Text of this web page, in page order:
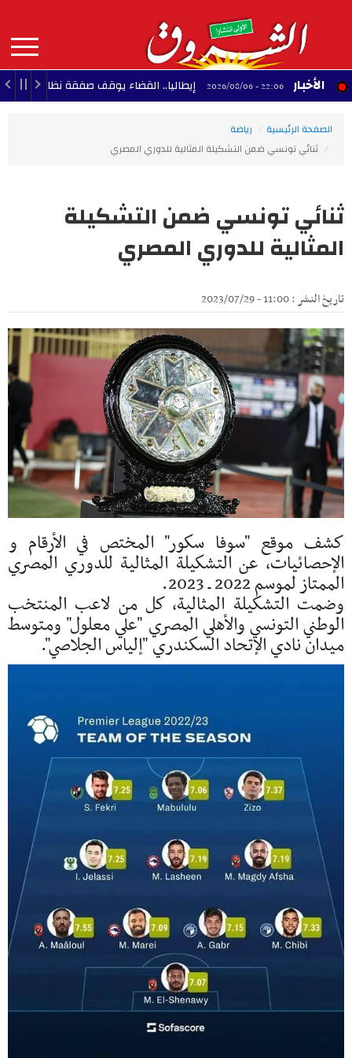
contenu
principal
MAIN
NAVIGATION الأخبار
22:06 - 2026/08/06 إيطاليا.. القضاء يوقف صفقة نظام رادار إسرائيلي
الصفحة الرئيسية
رياضة
ثنائي تونسي ضمن التشكيلة المثالية للدوري المصري
ثنائي تونسي ضمن التشكيلة
المثالية للدوري المصري
تاريخ النشر : 11:00 - 2023/07/29
كشف موقع "سوفا سكور" المختص في الأرقام و
الإحصائيات، عن التشكيلة المثالية للدوري المصري
الممتاز لموسم 2022 ـ 2023.
وضمت التشكيلة المثالية، كل من لاعب المنتخب
الوطني التونسي والأهلي المصري "علي معلول" ومتوسط
ميدان نادي الإتحاد السكندري "إلياس الجلاصي".